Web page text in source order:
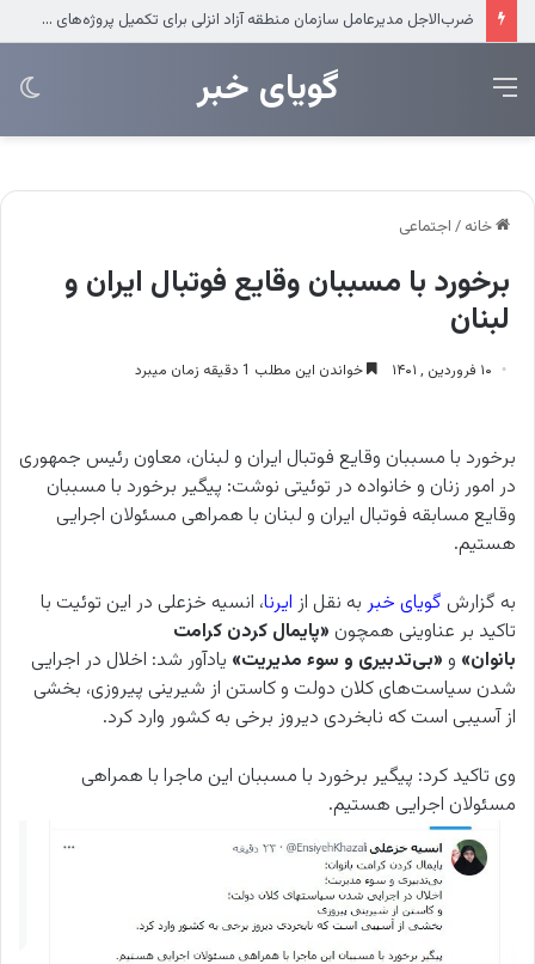
ضرب‌الاجل مدیرعامل سازمان منطقه آزاد انزلی برای تکمیل پروژه‌های عمرانی
‌‌‌گویای خبر منو
خانه / اجتماعی
برخورد با مسببان وقایع فوتبال ایران و
لبنان
۱۰ فروردین , ۱۴۰۱ خواندن این مطلب 1 دقیقه زمان میبرد
برخورد با مسببان وقایع فوتبال ایران و لبنان، معاون رئیس جمهوری
در امور زنان و خانواده در توئیتی نوشت: پیگیر برخورد با مسببان
وقایع مسابقه فوتبال ایران و لبنان با همراهی مسئولان اجرایی
هستیم.
به گزارش گویای خبر به نقل از ایرنا، انسیه خزعلی در این توئیت با
تاکید بر عناوینی همچون «پایمال کردن کرامت
بانوان» و «بی‌تدبیری و سوء مدیریت» یادآور شد: اخلال در اجرایی
شدن سیاست‌های کلان دولت و کاستن از شیرینی پیروزی، بخشی
از آسیبی است که نابخردی دیروز برخی به کشور وارد کرد.
وی تاکید کرد: پیگیر برخورد با مسببان این ماجرا با همراهی
مسئولان اجرایی هستیم.